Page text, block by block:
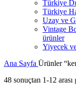
Türkiye
Türkiye
Uzay ve
Vintage
ürünler
Yiyecek
Ana Sayfa Ürünler
48 sonuçtan 1-12